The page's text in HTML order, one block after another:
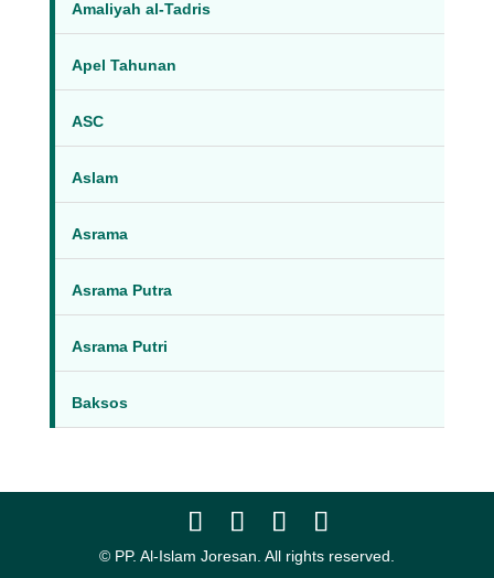
Amaliyah al-Tadris
Apel Tahunan
ASC
Aslam
Asrama
Asrama Putra
Asrama Putri
Baksos
© PP. Al-Islam Joresan. All rights reserved.